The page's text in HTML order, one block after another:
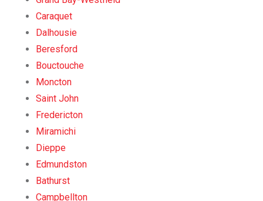
Caraquet
Dalhousie
Beresford
Bouctouche
Moncton
Saint John
Fredericton
Miramichi
Dieppe
Edmundston
Bathurst
Campbellton